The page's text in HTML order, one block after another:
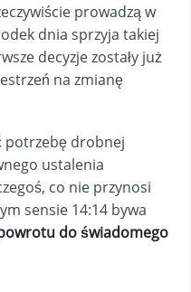
prowadzą w
dnia sprzyja takiej
decyzje zostały już
na zmianę
potrzebę drobnej
ustalenia
co nie przynosi
sensie 14:14 bywa
do świadomego